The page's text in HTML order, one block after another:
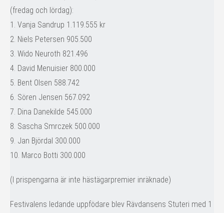
(fredag och lördag):
1. Vanja Sandrup 1.119.555 kr
2. Niels Petersen 905.500
3. Wido Neuroth 821.496
4. David Menuisier 800.000
5. Bent Olsen 588.742
6. Sören Jensen 567.092
7. Dina Danekilde 545.000
8. Sascha Smrczek 500.000
9. Jan Björdal 300.000
10. Marco Botti 300.000
(I prispengarna är inte hästägarpremier inräknade)
Festivalens ledande uppfödare blev Rävdansens Stuteri med 1